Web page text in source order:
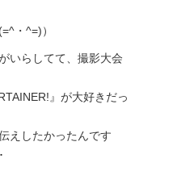
・^=)）
いらしてて、撮影大会
』が大好きだっ
えしたかったんです